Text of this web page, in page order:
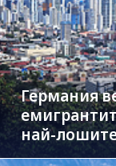
Германия
най-
чужденци